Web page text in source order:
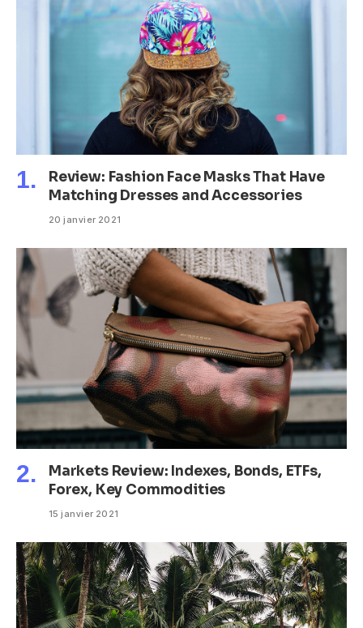
Review: Fashion Face Masks That Have
Matching Dresses and Accessories
20 janvier 2021
Markets Review: Indexes, Bonds, ETFs,
Forex, Key Commodities
15 janvier 2021